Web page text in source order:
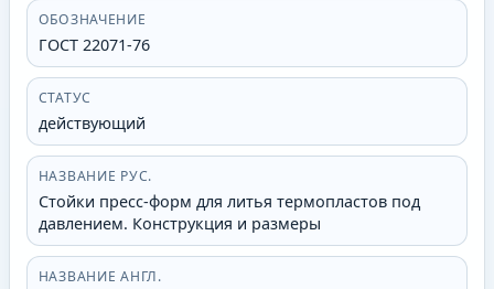
ОБОЗНАЧЕНИЕ
ГОСТ 22071-76
СТАТУС
действующий
НАЗВАНИЕ РУС.
Стойки пресс-форм для литья термопластов под
давлением. Конструкция и размеры
НАЗВАНИЕ АНГЛ.